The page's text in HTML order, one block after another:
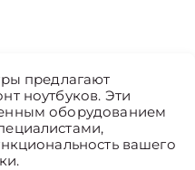
предлагают
ноутбуков. Эти
оборудованием
вашего